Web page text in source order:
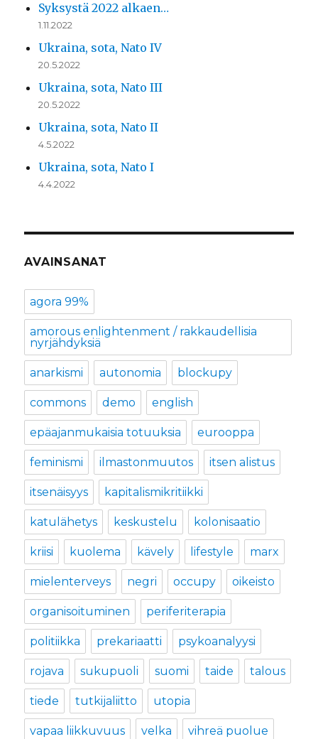
Syksystä 2022 alkaen…
1.11.2022
Ukraina, sota, Nato IV
20.5.2022
Ukraina, sota, Nato III
20.5.2022
Ukraina, sota, Nato II
4.5.2022
Ukraina, sota, Nato I
4.4.2022
AVAINSANAT
agora 99%
amorous enlightenment / rakkaudellisia
nyrjähdyksiä
anarkismi autonomia blockupy
commons demo english
epäajanmukaisia totuuksia eurooppa
feminismi ilmastonmuutos itsen alistus
itsenäisyys kapitalismikritiikki
katulähetys keskustelu kolonisaatio
kriisi kuolema kävely lifestyle marx
mielenterveys negri occupy oikeisto
organisoituminen periferiterapia
politiikka prekariaatti psykoanalyysi
rojava sukupuoli suomi taide talous
tiede tutkijaliitto utopia
vapaa liikkuvuus velka vihreä puolue